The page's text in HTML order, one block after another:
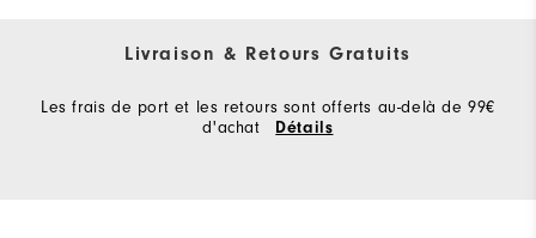
Livraison & Retours Gratuits
Les frais de port et les retours sont offerts au-delà de 99€
d'achat
Détails